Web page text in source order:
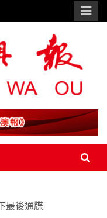
最後通牒